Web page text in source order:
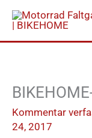
Zum
Inhalt
springen
Kommentar
24, 2017